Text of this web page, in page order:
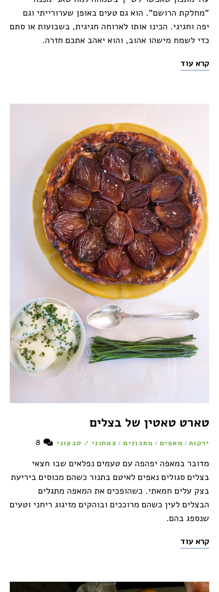
"מחלקת הרושם". הוא גם טעים באופן שערורייתי וגם
יפה וחגיגי. הכינו אותו לארוחה חגיגית, בשבועות או סתם
כדי לשמח מישהו אהוב, והוא יאהב אתכם חזרה.
קרא עוד
טארט טאטין של בצלים
ירקות / מאפים / מתכונים / צמחוני / טבעוני 8
מדובר במאפה יפהפה עם טעמים נפלאים שבו חצאי
בצלים סגולים נאפים לאיטם בתנור כשהם מכוסים ביריעת
בצק עלים חמאתי. כשהופכים את המאפה מתגלים
הבצלים לעין כשהם מרוככים ובוהקים מזיגוג ריחני וטעים
שנספג בהם.
קרא עוד